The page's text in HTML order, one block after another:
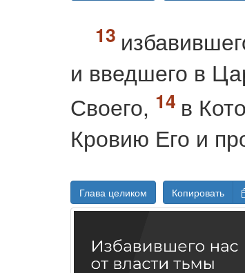
и введшего в
Своего,
в
Кровию Его и
Глава целиком Копировать